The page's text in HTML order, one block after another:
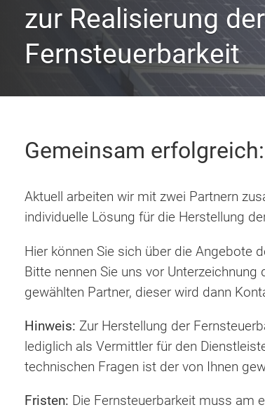
zur Realisierung
Fernsteuerbarkeit
Gemeinsam
Aktuell arbeiten wir mit zwei Partnern
individuelle Lösung für die Herstellung
Hier können Sie sich über die Angebote
Bitte nennen Sie uns vor
gewählten Partner, dieser wird dann
Hinweis: Zur Herstellung der
lediglich als Vermittler für den
technischen Fragen ist der von Ihnen
Fristen: Die Fernsteuerbarkeit muss am